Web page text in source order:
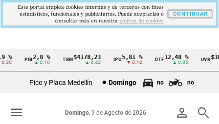
Cintillo
Colombia
PIB2,8 %
▲ 0.10
TRM$4178,23
▲ 0.42
IPC5,81 %
▼ 0.12
DTF12,48 %
▲ 0.05
UVR
Pico y Placa Medellín Domingo no no
person search
Domingo, 9 de Agosto de 2026
menu
Este portal emplea cookies internas y de terceros con fines
estadísticos, funcionales y publicitarios. Puede aceptarlas o
consultar más en nuestra politica de cookies
CONTINUAR